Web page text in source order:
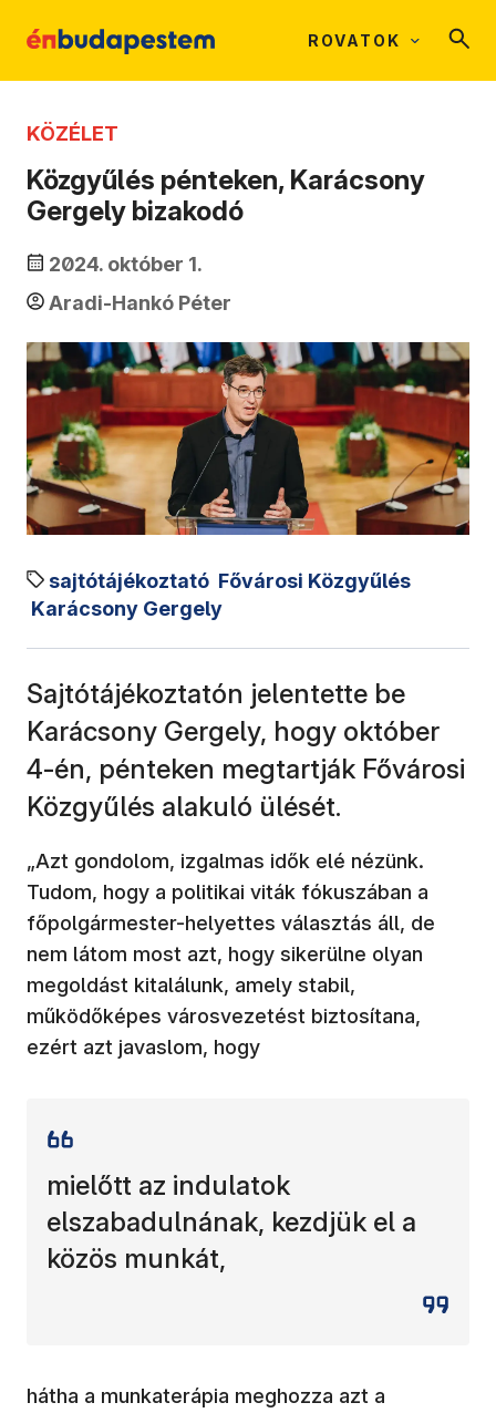
ROVATOK
KÖZÉLET
Közgyűlés pénteken, Karácsony
Gergely bizakodó
2024. október 1.
Aradi-Hankó Péter
sajtótájékoztató Fővárosi Közgyűlés
Karácsony Gergely
Sajtótájékoztatón jelentette be
Karácsony Gergely, hogy október
4-én, pénteken megtartják Fővárosi
Közgyűlés alakuló ülését.
„Azt gondolom, izgalmas idők elé nézünk.
Tudom, hogy a politikai viták fókuszában a
főpolgármester-helyettes választás áll, de
nem látom most azt, hogy sikerülne olyan
megoldást kitalálunk, amely stabil,
működőképes városvezetést biztosítana,
ezért azt javaslom, hogy
mielőtt az indulatok
elszabadulnának, kezdjük el a
közös munkát,
hátha a munkaterápia meghozza azt a